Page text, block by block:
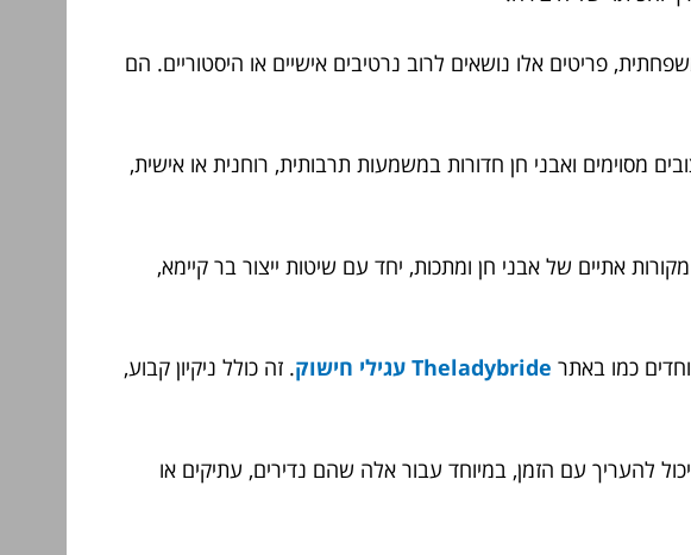
פריטים אלו נושאים לרוב נרטיבים אישיים או היסטוריים. הם
מסוימים ואבני חן חדורות במשמעות תרבותית, רוחנית או אישית,
אתיים של אבני חן ומתכות, יחד עם שיטות ייצור בר קיימא,
כמו באתר Theladybride עגילי חישוק
. זה כולל ניקיון קבוע,
להעריך עם הזמן, במיוחד עבור אלה שהם נדירים, עתיקים או